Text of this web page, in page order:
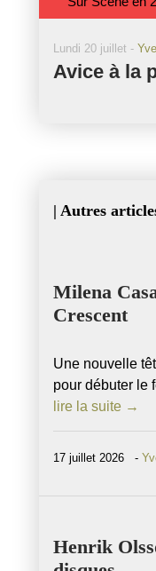
Lundi 20 juillet -
Avice à la
| Autres
Milena
Crescent
Une nouvelle
pour débuter le
lire la suite →
17 juillet 2026 -
Henrik